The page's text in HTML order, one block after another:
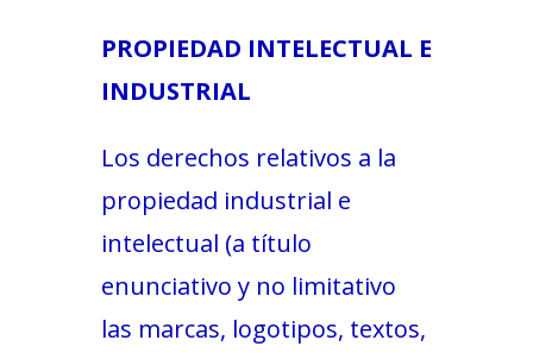
PROPIEDAD INTELECTUAL E
INDUSTRIAL
Los derechos relativos a la
propiedad industrial e
intelectual (a título
enunciativo y no limitativo
las marcas, logotipos, textos,